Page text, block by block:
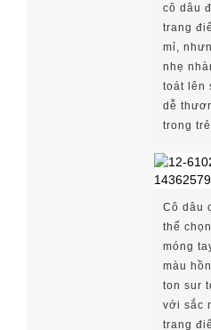
cô dâu
trang
mỉ,
nhẹ
toát lên
dễ
trong
Cô dâu
thể
móng
màu
ton sur
với sắc
trang